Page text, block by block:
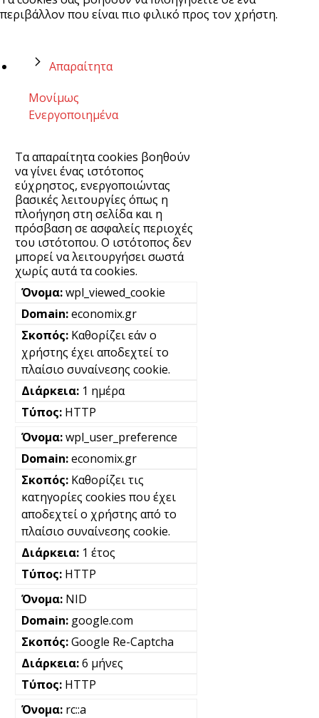
περιβάλλον που είναι πιο φιλικό προς τον χρήστη.
Απαραίτητα
Μονίμως
Ενεργοποιημένα
Τα απαραίτητα cookies βοηθούν
να γίνει ένας ιστότοπος
εύχρηστος, ενεργοποιώντας
βασικές λειτουργίες όπως η
πλοήγηση στη σελίδα και η
πρόσβαση σε ασφαλείς περιοχές
του ιστότοπου. Ο ιστότοπος δεν
μπορεί να λειτουργήσει σωστά
χωρίς αυτά τα cookies.
wpl_viewed_cookie
economix.gr
Καθορίζει εάν ο
χρήστης έχει αποδεχτεί το
πλαίσιο συναίνεσης cookie.
1 ημέρα
HTTP
wpl_user_preference
economix.gr
Καθορίζει τις
κατηγορίες cookies που έχει
αποδεχτεί ο χρήστης από το
πλαίσιο συναίνεσης cookie.
1 έτος
HTTP
NID
google.com
Google Re-Captcha
6 μήνες
HTTP
rc::a